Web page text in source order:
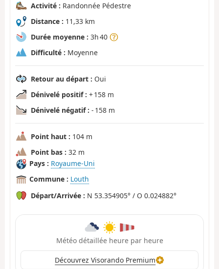
Activité : Randonnée Pédestre
Distance : 11,33 km
Durée moyenne : 3h 40
Difficulté : Moyenne
Retour au départ : Oui
Dénivelé positif : + 158 m
Dénivelé négatif : - 158 m
Point haut : 104 m
Point bas : 32 m
Pays : Royaume-Uni
Commune : Louth
Départ/Arrivée : N 53.354905° / O 0.024882°
Météo détaillée heure par heure
Découvrez Visorando Premium